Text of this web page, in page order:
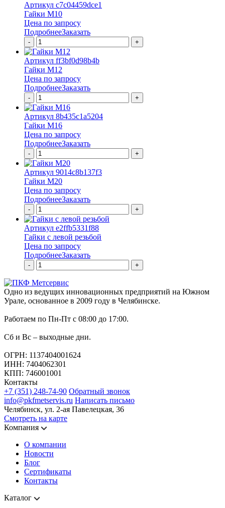
Артикул c7c04459dce1
Гайки М10
Цена по запросу
ПодробнееЗаказать
- +
Артикул ff3bf0d98b4b
Гайки М12
Цена по запросу
ПодробнееЗаказать
- +
Артикул 8b435c1a5204
Гайки М16
Цена по запросу
ПодробнееЗаказать
- +
Артикул 9014c8b137f3
Гайки М20
Цена по запросу
ПодробнееЗаказать
- +
Артикул e2ffb5331f88
Гайки с левой резьбой
Цена по запросу
ПодробнееЗаказать
- +
Одно из ведущих инновационных предприятий на Южном
Урале, основанное в 2009 году в Челябинске.
Работаем по Пн-Пт с 08:00 до 17:00.
Сб и Вс – выходные дни.
ОГРН: 1137404001624
ИНН: 7404062301
КПП: 746001001
Контакты
+7 (351) 248-74-90 Обратный звонок
info@pkfmetservis.ru Написать письмо
Челябинск, ул. 2-ая Павелецкая, 36
Смотреть на карте
Компания
О компании
Новости
Блог
Сертификаты
Контакты
Каталог